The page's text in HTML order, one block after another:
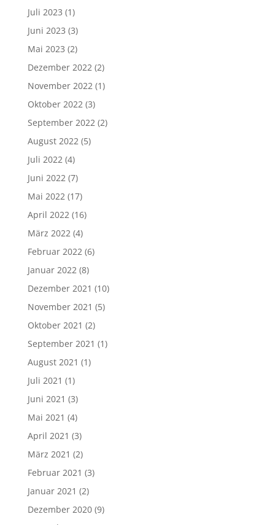
Juli 2023 (1)
Juni 2023 (3)
Mai 2023 (2)
Dezember 2022 (2)
November 2022 (1)
Oktober 2022 (3)
September 2022 (2)
August 2022 (5)
Juli 2022 (4)
Juni 2022 (7)
Mai 2022 (17)
April 2022 (16)
März 2022 (4)
Februar 2022 (6)
Januar 2022 (8)
Dezember 2021 (10)
November 2021 (5)
Oktober 2021 (2)
September 2021 (1)
August 2021 (1)
Juli 2021 (1)
Juni 2021 (3)
Mai 2021 (4)
April 2021 (3)
März 2021 (2)
Februar 2021 (3)
Januar 2021 (2)
Dezember 2020(9)